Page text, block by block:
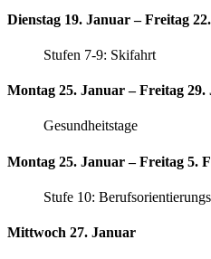
Dienstag 19. Januar – Freitag
Stufen 7-9: Skifahrt
Montag 25. Januar – Freitag 29.
Gesundheitstage
Montag 25. Januar – Freitag 5.
Stufe 10:
Mittwoch 27. Januar